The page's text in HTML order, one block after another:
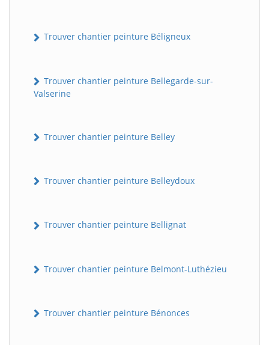
Trouver chantier peinture Béligneux
Trouver chantier peinture Bellegarde-sur-
Valserine
Trouver chantier peinture Belley
Trouver chantier peinture Belleydoux
Trouver chantier peinture Bellignat
Trouver chantier peinture Belmont-Luthézieu
Trouver chantier peinture Bénonces